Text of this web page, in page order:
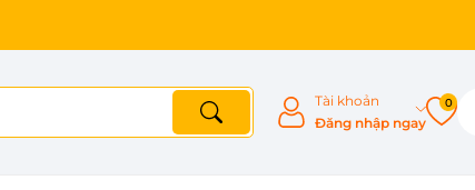
Tài khoản
Đăng nhập ngay
0